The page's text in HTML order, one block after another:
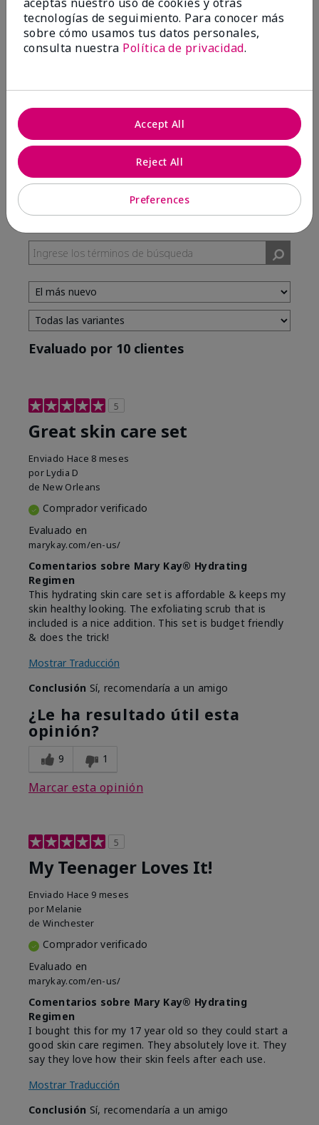
100%
Evaluado por 10 clientes
5
Great skin care set
Enviado Hace 8 meses
por Lydia D
de New Orleans
Comprador verificado
Evaluado en
marykay.com/en-us/
Comentarios sobre Mary Kay® Hydrating
Regimen
This hydrating skin care set is affordable & keeps my
skin healthy looking. The exfoliating scrub that is
included is a nice addition. This set is budget friendly
& does the trick!
Mostrar Traducción
Conclusión Sí, recomendaría a un amigo
¿Le ha resultado útil esta
opinión?
9 1
Marcar esta opinión
5
My Teenager Loves It!
Enviado Hace 9 meses
por Melanie
de Winchester
Comprador verificado
Evaluado en
marykay.com/en-us/
Comentarios sobre Mary Kay® Hydrating
Regimen
I bought this for my 17 year old so they could start a
good skin care regimen. They absolutely love it. They
say they love how their skin feels after each use.
Mostrar Traducción
Conclusión Sí, recomendaría a un amigo
tecnologías de seguimiento. Para conocer más
sobre cómo usamos tus datos personales,
consulta nuestra Política de privacidad.
Preferences
Reject All
Accept All